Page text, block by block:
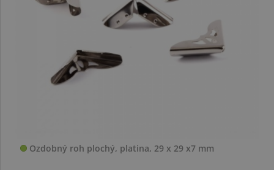
Ozdobný roh plochý, platina, 29 x 29 x7 mm